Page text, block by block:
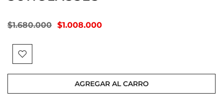
$1.680.000 $1.008.000
AGREGAR AL CARRO